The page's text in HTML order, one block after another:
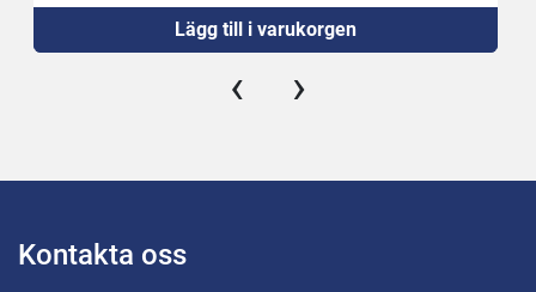
Lägg till i varukorgen
‹ ›
Kontakta oss